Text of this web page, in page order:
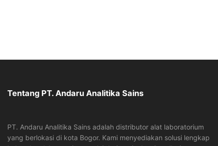
Tentang PT. Andaru Analitika Sains
PT. Andaru Analitika Sains adalah distributor alat laboratorium
yang berlokasi di kota Bogor. Kami menyediakan solusi lengkap